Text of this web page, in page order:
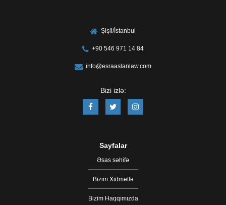
Şişli/İstanbul
+90 546 971 14 84
info@esraaslanlaw.com
Bizi izlə:
Sayfalar
Əsas səhifə
Bizim Xidmətlə
Bizim Haqqımızda